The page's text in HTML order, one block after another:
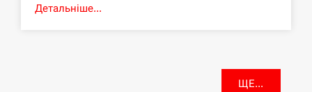
Детальніше...
ЩЕ...